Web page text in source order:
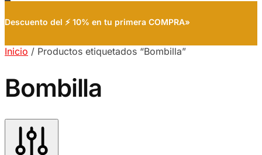
Descuento del ⚡ 10% en tu primera COMPRA»
Inicio / Productos etiquetados “Bombilla”
Bombilla